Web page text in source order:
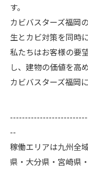
す。
カビバスターズ福岡
生とカビ対策を同時
私たちはお客様の要
し、建物の価値を高
カビバスターズ福岡
--
稼働エリアは九州全
県・大分県・宮崎県